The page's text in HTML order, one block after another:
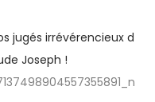
jugés irrévérencieux d
Joseph !